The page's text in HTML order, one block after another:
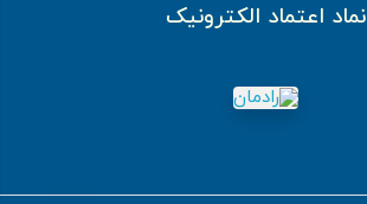
نماد اعتماد الکترونیک